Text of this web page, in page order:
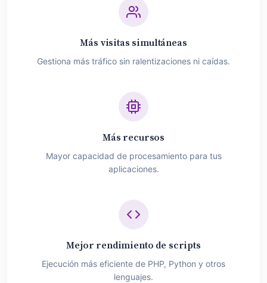
Más visitas simultáneas
Gestiona más tráfico sin ralentizaciones ni caídas.
Más recursos
Mayor capacidad de procesamiento para tus
aplicaciones.
Mejor rendimiento de scripts
Ejecución más eficiente de PHP, Python y otros
lenguajes.